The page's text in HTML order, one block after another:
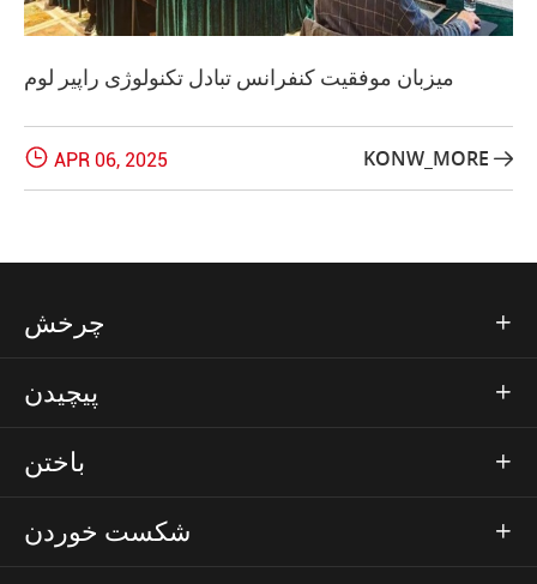
میزبان موفقیت کنفرانس تبادل تکنولوژی راپیر لوم
 APR 06, 2025 KONW_MORE 
چرخش 
پیچیدن 
باختن 
شکست خوردن 